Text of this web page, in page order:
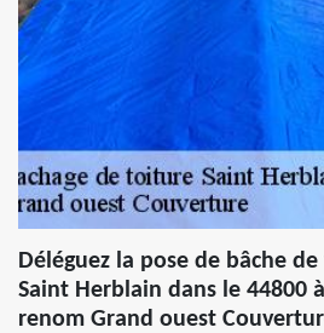
Déléguez la pose de bâche
Saint Herblain dans le 44800
renom Grand ouest